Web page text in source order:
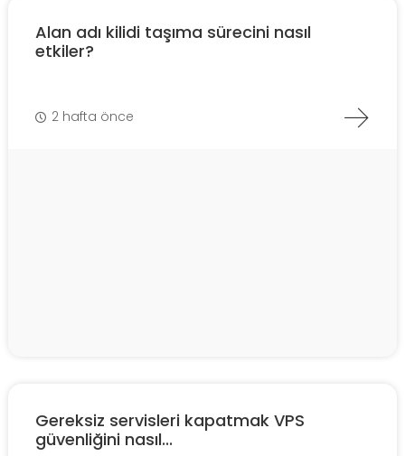
Alan adı kilidi taşıma sürecini nasıl
etkiler?
2 hafta önce
Gereksiz servisleri kapatmak VPS
güvenliğini nasıl...